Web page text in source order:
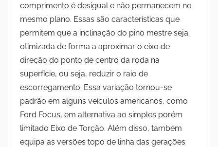
comprimento é desigual e não permanecem no
mesmo plano. Essas são características que
permitem que a inclinação do pino mestre seja
otimizada de forma a aproximar o eixo de
direção do ponto de centro da roda na
superfície, ou seja, reduzir o raio de
escorregamento. Essa variação tornou-se
padrão em alguns veículos americanos, como
Ford Focus, em alternativa ao simples porém
limitado Eixo de Torção. Além disso, também
equipa as versões topo de linha das gerações